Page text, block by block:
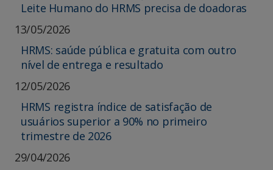
Leite Humano do HRMS precisa de doadoras
13/05/2026
HRMS: saúde pública e gratuita com outro
nível de entrega e resultado
12/05/2026
HRMS registra índice de satisfação de
usuários superior a 90% no primeiro
trimestre de 2026
29/04/2026